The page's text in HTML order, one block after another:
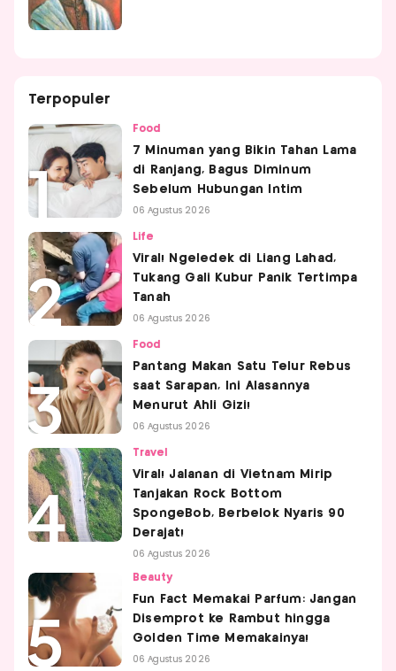
Terpopuler
Food
7 Minuman yang Bikin Tahan Lama
di Ranjang, Bagus Diminum
Sebelum Hubungan Intim
06 Agustus 2026
Life
Viral! Ngeledek di Liang Lahad,
Tukang Gali Kubur Panik Tertimpa
Tanah
06 Agustus 2026
Food
Pantang Makan Satu Telur Rebus
saat Sarapan, Ini Alasannya
Menurut Ahli Gizi!
06 Agustus 2026
Travel
Viral! Jalanan di Vietnam Mirip
Tanjakan Rock Bottom
SpongeBob, Berbelok Nyaris 90
Derajat!
06 Agustus 2026
Beauty
Fun Fact Memakai Parfum: Jangan
Disemprot ke Rambut hingga
Golden Time Memakainya!
06 Agustus 2026